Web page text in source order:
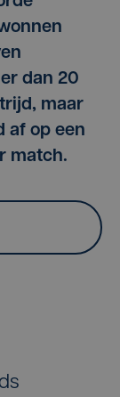
dan 20
maar
af op een
match.